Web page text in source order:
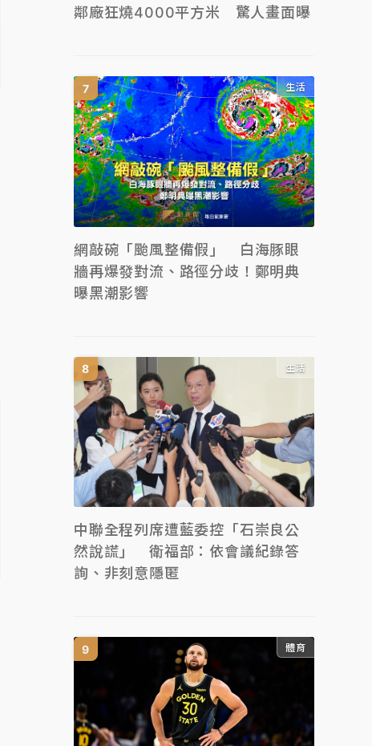
鄰廠狂燒4000平方米 驚人畫面曝
生活
網敲碗「颱風整備假」 白海豚眼
牆再爆發對流、路徑分歧！鄭明典
曝黑潮影響
生活
中聯全程列席遭藍委控「石崇良公
然說謊」 衛福部：依會議紀錄答
詢、非刻意隱匿
體育